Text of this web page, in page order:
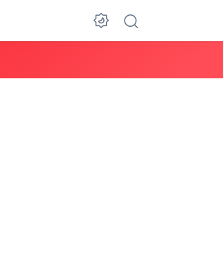
Dark Mode